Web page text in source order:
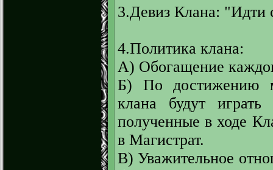
3.Девиз Клана:
4.Политика клана:
А) Обогащение
Б) По достижению
клана будут
полученные в ходе
в Магистрат.
В) Уважительное